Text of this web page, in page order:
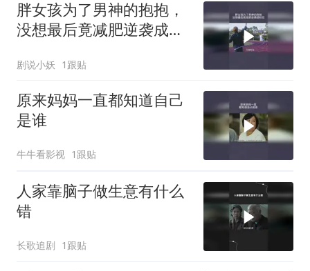
胖女孩为了男神的抱抱，
没想最后竟减肥逆袭成校
剧说小妖 1跟贴
原来妈妈一直都知道自己
是谁
牛牛看影视 1跟贴
人家靠脑子做生意有什么
错
长歌追剧 1跟贴